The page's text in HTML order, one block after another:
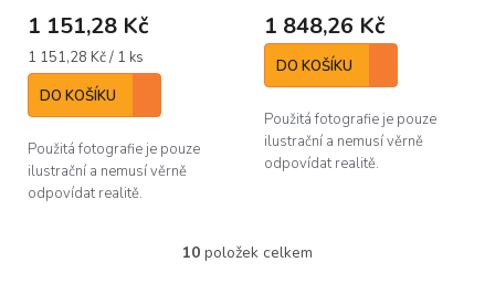
1 151,28 Kč
Měrná
cena:
1 151,28 Kč / 1 ks
DO KOŠÍKU
Použitá fotografie je pouze
ilustrační a nemusí věrně
odpovídat realitě.
1 848,26 Kč
DO KOŠÍKU
Použitá fotografie je pouze
ilustrační a nemusí věrně
odpovídat realitě.
O
10 položek celkem